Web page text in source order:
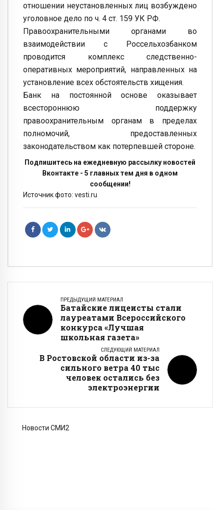
отношении неустановленных лиц возбуждено
уголовное дело по ч. 4 ст. 159 УК РФ.
Правоохранительными органами во
взаимодействии с Россельхозбанком
проводится комплекс следственно-
оперативных мероприятий, направленных на
установление всех обстоятельств хищения.
Банк на постоянной основе оказывает
всестороннюю поддержку
правоохранительным органам в пределах
полномочий, предоставленных
законодательством как потерпевшей стороне.
Подпишитесь на ежедневную рассылку новостей
Вконтакте - 5 главных тем дня в одном
сообщении!
Источник фото: vesti.ru
ПРЕДЫДУЩИЙ МАТЕРИАЛ
Батайские лицеисты стали
лауреатами Всероссийского
конкурса «Лучшая
школьная газета»
СЛЕДУЮЩИЙ МАТЕРИАЛ
В Ростовской области из-за
сильного ветра 40 тыс
человек остались без
электроэнергии
Новости СМИ2